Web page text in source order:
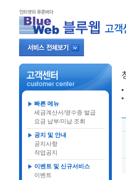
빠른 메뉴
세금계산서/영수증 발급
요금 납부/미납 조회
공지 및 안내
공지사항
작업공지
이벤트 및 신규서비스
이벤트